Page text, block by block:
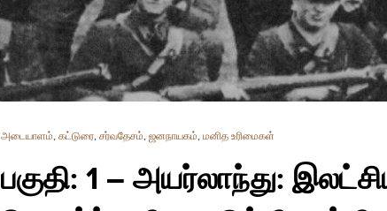
அடையாளம், கட்டுரை, சர்வதேசம், ஜனநாயகம், மனித உரிமைகள்
பகுதி: 1 – அயர்லாந்து: